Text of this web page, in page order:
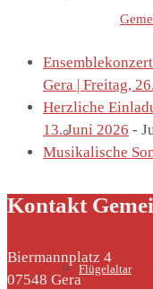
Geschichte
Flügelaltar
Gera | Freitag,
Herzliche
13. Juni 2026 -
Musikalische
Kontakt
Biermannplatz 4
07548 Gera